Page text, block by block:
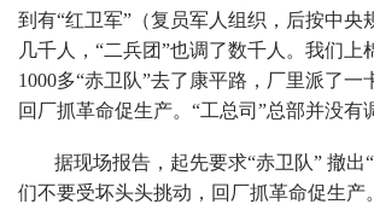
到有“红卫军”（复员军人组织，后按中央
几千人，“二兵团”也调了数千人。我们上
1000多“赤卫队”去了康平路，厂里派了一
回厂抓革命促生产。“工总司”总部并没有
据现场报告，起先要求“赤卫队” 撤出
们不要受坏头头挑动，回厂抓革命促生产